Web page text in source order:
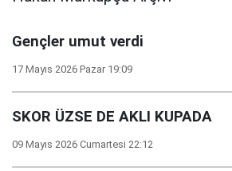
Gençler umut verdi
17 Mayıs 2026 Pazar 19:09
SKOR ÜZSE DE AKLI KUPADA
09 Mayıs 2026 Cumartesi 22:12